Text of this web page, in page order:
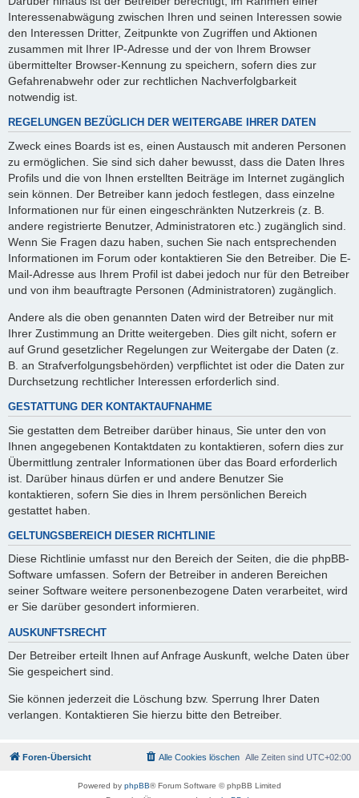
Interessenabwägung zwischen Ihren und seinen Interessen sowie
den Interessen Dritter, Zeitpunkte von Zugriffen und Aktionen
zusammen mit Ihrer IP-Adresse und der von Ihrem Browser
übermittelter Browser-Kennung zu speichern, sofern dies zur
Gefahrenabwehr oder zur rechtlichen Nachverfolgbarkeit
notwendig ist.
REGELUNGEN BEZÜGLICH DER WEITERGABE IHRER DATEN
Zweck eines Boards ist es, einen Austausch mit anderen Personen
zu ermöglichen. Sie sind sich daher bewusst, dass die Daten Ihres
Profils und die von Ihnen erstellten Beiträge im Internet zugänglich
sein können. Der Betreiber kann jedoch festlegen, dass einzelne
Informationen nur für einen eingeschränkten Nutzerkreis (z. B.
andere registrierte Benutzer, Administratoren etc.) zugänglich sind.
Wenn Sie Fragen dazu haben, suchen Sie nach entsprechenden
Informationen im Forum oder kontaktieren Sie den Betreiber. Die E-
Mail-Adresse aus Ihrem Profil ist dabei jedoch nur für den Betreiber
und von ihm beauftragte Personen (Administratoren) zugänglich.
Andere als die oben genannten Daten wird der Betreiber nur mit
Ihrer Zustimmung an Dritte weitergeben. Dies gilt nicht, sofern er
auf Grund gesetzlicher Regelungen zur Weitergabe der Daten (z.
B. an Strafverfolgungsbehörden) verpflichtet ist oder die Daten zur
Durchsetzung rechtlicher Interessen erforderlich sind.
GESTATTUNG DER KONTAKTAUFNAHME
Sie gestatten dem Betreiber darüber hinaus, Sie unter den von
Ihnen angegebenen Kontaktdaten zu kontaktieren, sofern dies zur
Übermittlung zentraler Informationen über das Board erforderlich
ist. Darüber hinaus dürfen er und andere Benutzer Sie
kontaktieren, sofern Sie dies in Ihrem persönlichen Bereich
gestattet haben.
GELTUNGSBEREICH DIESER RICHTLINIE
Diese Richtlinie umfasst nur den Bereich der Seiten, die die phpBB-
Software umfassen. Sofern der Betreiber in anderen Bereichen
seiner Software weitere personenbezogene Daten verarbeitet, wird
er Sie darüber gesondert informieren.
AUSKUNFTSRECHT
Der Betreiber erteilt Ihnen auf Anfrage Auskunft, welche Daten über
Sie gespeichert sind.
Sie können jederzeit die Löschung bzw. Sperrung Ihrer Daten
verlangen. Kontaktieren Sie hierzu bitte den Betreiber.
Foren-Übersicht Alle Zeiten sind UTC+02:00
Alle Cookies löschen
Powered by phpBB® Forum Software © phpBB Limited